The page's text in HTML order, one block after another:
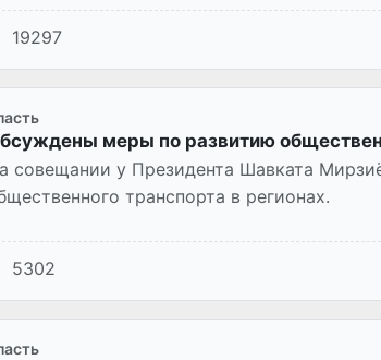
19297
меры по развитию
совещании у Президента Шавката
транспорта в регионах.
5302